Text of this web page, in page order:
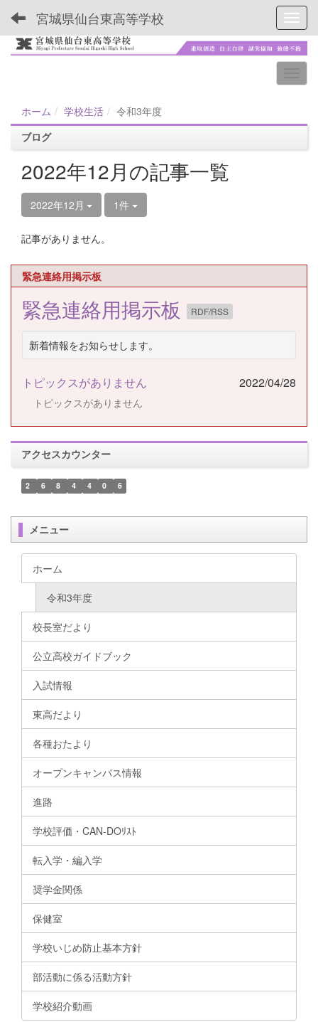
宮城県仙台東高等学校
ホーム 学校生活
令和3年度
ブログ
2022年12月の記事一覧
2022年12月 1件
記事がありません。
緊急連絡用掲示板
緊急連絡用掲示板 RDF/RSS
新着情報をお知らせします。
トピックスがありません 2022/04/28
トピックスがありません
アクセスカウンター
2 6 8 4 4 0 6
メニュー
ホーム
令和3年度
校長室だより
公立高校ガイドブック
入試情報
東高だより
各種おたより
オープンキャンパス情報
進路
学校評価・CAN-DOﾘｽﾄ
転入学・編入学
奨学金関係
保健室
学校いじめ防止基本方針
部活動に係る活動方針
学校紹介動画